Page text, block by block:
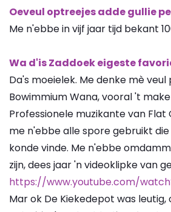
Oeveul optreejes adde gullie
Me n'ebbe in vijf jaar tijd bekant
Wa d'is Zaddoek eigeste
Da's moeielek. Me denke mè
Bowimmium Wana, vooral 't
Professionele muzikante van Flat
me n'ebbe alle spore gebruikt
konde vinde. Me n'ebbe
zijn, dees jaar 'n videoklipke van
https://www.youtube.com/
Mar ok De Kiekedepot was leutig,